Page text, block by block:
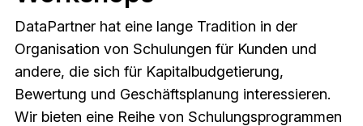
DataPartner hat eine lange Tradition in der
Organisation von Schulungen für Kunden und
andere, die sich für Kapitalbudgetierung,
Bewertung und Geschäftsplanung interessieren.
Wir bieten eine Reihe von Schulungsprogrammen